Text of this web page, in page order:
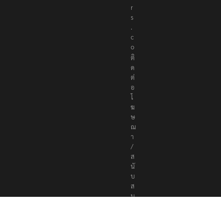
t
e
r
s
.
c
o
ติ
ด
ต่
อ
โ
ฆ
ษ
ณ
า
/
ส
นั
บ